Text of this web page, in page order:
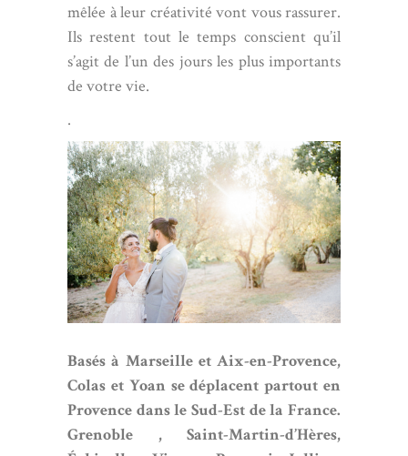
mêlée à leur créativité vont vous rassurer.
Ils restent tout le temps conscient qu’il
s’agit de l’un des jours les plus importants
de votre vie.
.
Basés à Marseilleet Aix-en-Provence,
Colas et Yoan se déplacent partout en
Provence dans le Sud-Est de la France.
Grenoble , Saint-Martin-d’Hères,